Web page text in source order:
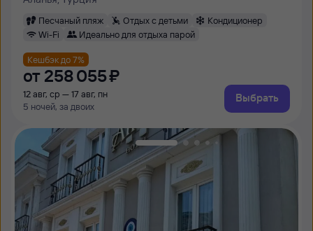
Песчаный пляж Отдых с детьми
Кондиционер
Wi-Fi
Идеально для отдыха парой
Кешбэк до 7%
от 258 ⁠055 ⁠₽
12 авг, ср — 17 авг, пн
5 ночей, за двоих
Выбрать